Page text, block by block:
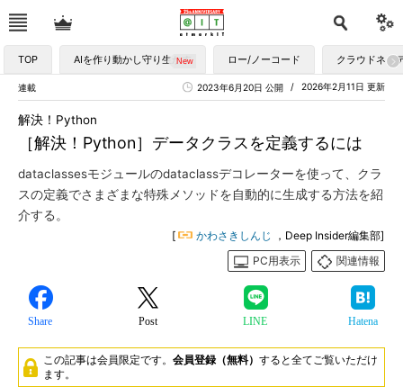
TOP AIを作り動かし守り生かす ロー/ノーコード クラウドネイ
連載 2026年2月11日 更新
2023年6月20日 公開
［解決！Python］データクラスを定義するには
解決！Python
dataclassesモジュールのdataclassデコレーターを使って、クラ
スの定義でさまざまな特殊メソッドを自動的に生成する方法を紹
介する。
[ かわさきしんじ
，Deep Insider編集部]
PC用表示
関連情報
Share Post LINE Hatena
この記事は会員限定です。 会員登録（無料） すると全てご覧いただけ
ます。